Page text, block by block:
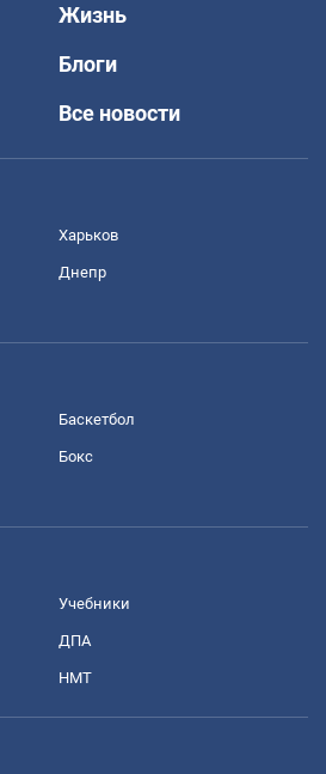
Жизнь
Блоги
Все новости
Харьков
Днепр
Баскетбол
Бокс
Учебники
ДПА
НМТ